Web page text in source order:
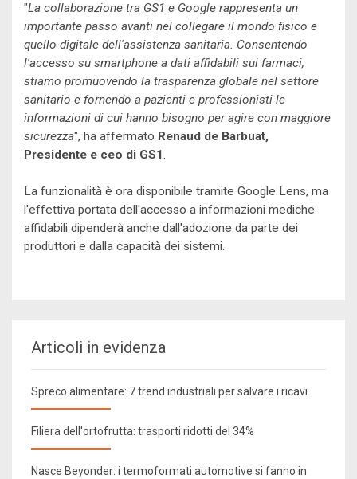
"La collaborazione tra GS1 e Google rappresenta un
importante passo avanti nel collegare il mondo fisico e
quello digitale dell'assistenza sanitaria. Consentendo
l'accesso su smartphone a dati affidabili sui farmaci,
stiamo promuovendo la trasparenza globale nel settore
sanitario e fornendo a pazienti e professionisti le
informazioni di cui hanno bisogno per agire con maggiore
sicurezza", ha affermato Renaud de Barbuat,
Presidente e ceo di GS1.
La funzionalità è ora disponibile tramite Google Lens, ma
l'effettiva portata dell'accesso a informazioni mediche
affidabili dipenderà anche dall'adozione da parte dei
produttori e dalla capacità dei sistemi.
Articoli in evidenza
Spreco alimentare: 7 trend industriali per salvare i ricavi
Filiera dell'ortofrutta: trasporti ridotti del 34%
Nasce Beyonder: i termoformati automotive si fanno in